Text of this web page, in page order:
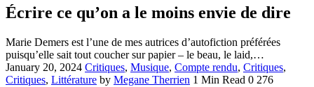
Écrire ce qu’on a le moins envie de dire
Marie Demers est l’une de mes autrices d’autofiction préférées
puisqu’elle sait tout coucher sur papier – le beau, le laid,…
January 20, 2024 Critiques, Musique, Compte rendu, Critiques,
Critiques, Littérature by Megane Therrien 1 Min Read 0 276